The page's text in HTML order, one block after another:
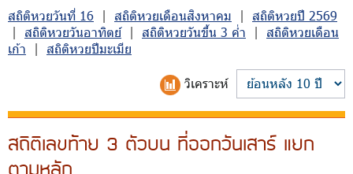
สถิติหวยวันที่ 16 | สถิติหวยเดือนสิงหาคม | สถิติหวยปี 2569
| สถิติหวยวันอาทิตย์| สถิติหวยวันขึ้น 3 ค่ำ | สถิติหวยเดือน
เก้า | สถิติหวยปีมะเมีย
วิเคราะห์
สถิติเลขท้าย 3 ตัวบน ที่ออกวันเสาร์ แยก
ตามหลัก